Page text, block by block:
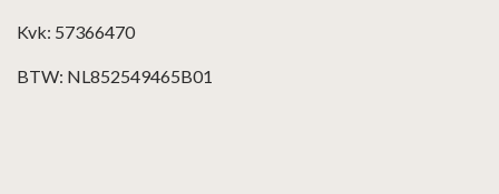
Kvk: 57366470
BTW: NL852549465B01